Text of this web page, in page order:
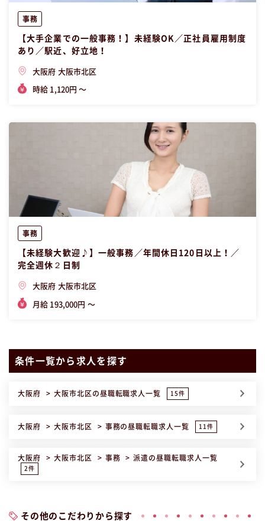
事務
【大手企業での一般事務！】未経験OK／正社員雇用制度
あり／駅近、好立地！
大阪府 大阪市北区
時給 1,120円 〜
事務
【未経験大歓迎♪】一般事務／年間休日120日以上！／
完全週休２日制
大阪府 大阪市北区
月給 193,000円 〜
条件一覧から求人を探す
大阪府 大阪市北区の昼職転職求人一覧 15件
大阪府 大阪市北区 事務の昼職転職求人一覧 11件
大阪府 大阪市北区 事務 派遣の昼職転職求人一覧
2件
その他のこだわりから探す